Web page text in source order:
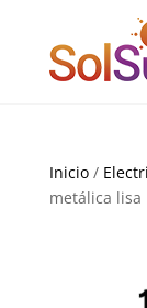
Inicio/
metálica lisa